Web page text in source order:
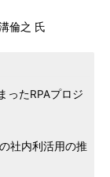
倫之 氏
ったRPAプロジ
社内利活用の推